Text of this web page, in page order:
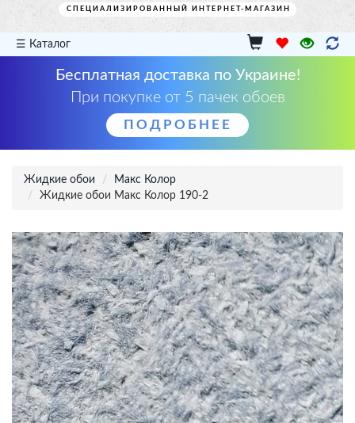
СПЕЦИАЛИЗИРОВАННЫЙ ИНТЕРНЕТ-МАГАЗИН
☰ Каталог
Бесплатная доставка по Украине!
При покупке от 5 пачек обоев
ПОДРОБНЕЕ
Жидкие обои
Макс Колор
Жидкие обои Макс Колор 190-2